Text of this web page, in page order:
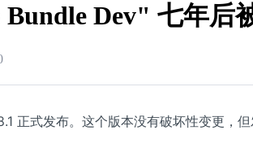
Bundle Dev" 七年后
正式发布。这个版本没有破坏性变更，